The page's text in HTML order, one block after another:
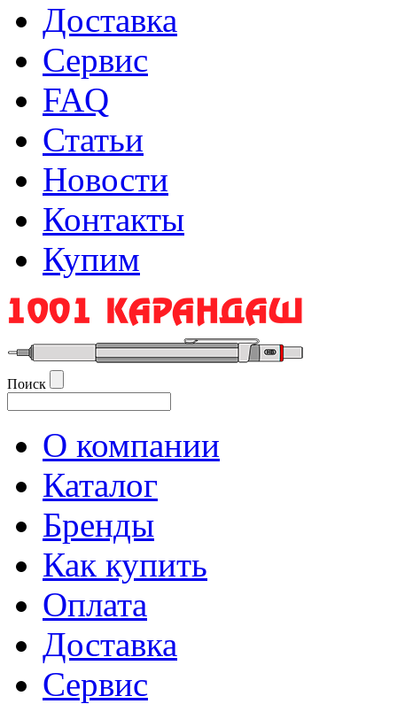
Доставка
Сервис
FAQ
Статьи
Новости
Контакты
Купим
Поиск
О компании
Каталог
Бренды
Как купить
Оплата
Доставка
Сервис